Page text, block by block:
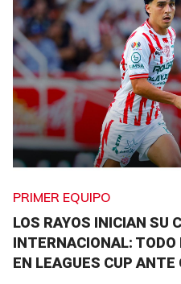
PRIMER EQUIPO
LOS RAYOS INICIAN SU
INTERNACIONAL:
EN LEAGUES CUP ANTE